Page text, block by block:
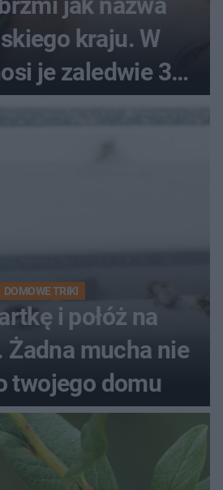
kraju. W
je zaledwie 3
kobiety
DOMOWE TRIKI
i połóż na
Żadna mucha nie
twojego domu